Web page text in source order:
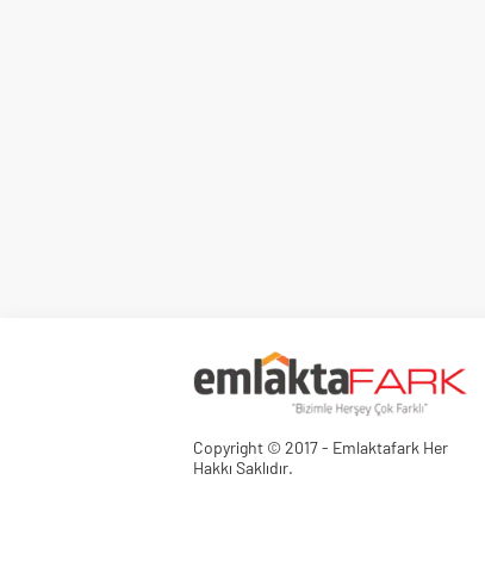
Copyright © 2017 - Emlaktafark Her
Hakkı Saklıdır.